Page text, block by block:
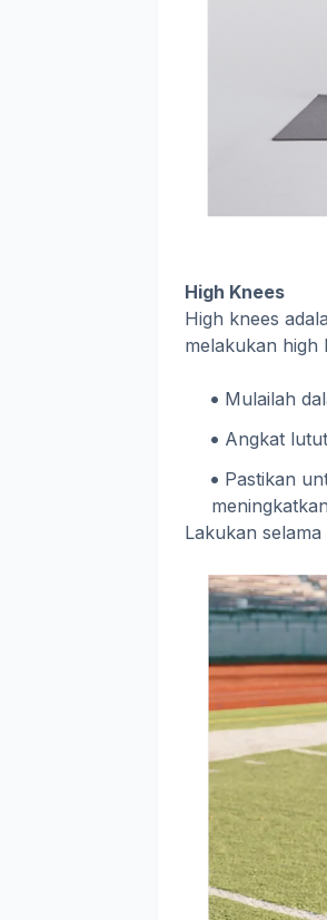
High Knees
High knees
melakukan high
Mulailah
Angkat
Pastikan
Lakukan